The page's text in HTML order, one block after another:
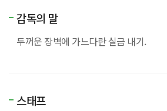
감독의 말
두꺼운 장벽에 가느다란 실금 내기.
스태프